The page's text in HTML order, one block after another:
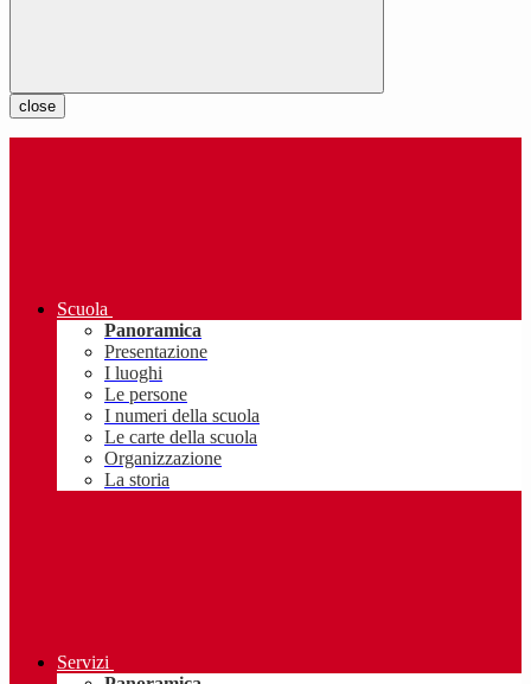
close
Scuola
Panoramica
Presentazione
I luoghi
Le persone
I numeri della scuola
Le carte della scuola
Organizzazione
La storia
Servizi